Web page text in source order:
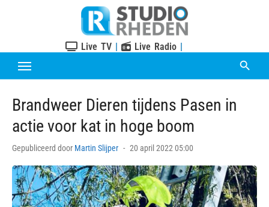
Live TV | Live Radio |
Brandweer Dieren tijdens Pasen in
actie voor kat in hoge boom
Gepubliceerd door Martin Slijper
Posted
20 april 2022 05:00